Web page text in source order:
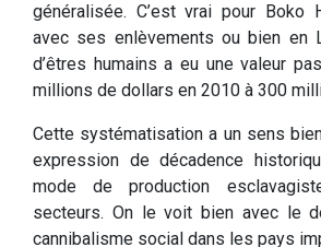
généralisée. C’est vrai pour Boko
avec ses enlèvements ou bien en
d’êtres humains a eu une valeur
millions de dollars en 2010 à 300
Cette systématisation a un sens
expression de décadence
mode de production
secteurs. On le voit bien avec le
cannibalisme social dans les pays